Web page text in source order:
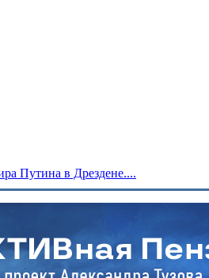
Путина в Дрездене....